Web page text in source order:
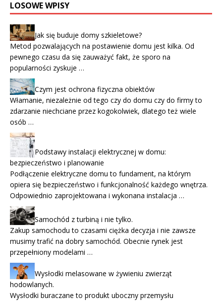
LOSOWE WPISY
Jak się buduje domy szkieletowe?
Metod pozwalających na postawienie domu jest kilka. Od
pewnego czasu da się zauważyć fakt, że sporo na
popularności zyskuje …
Czym jest ochrona fizyczna obiektów
Włamanie, niezależnie od tego czy do domu czy do firmy to
zdarzanie niechciane przez kogokolwiek, dlatego też wiele
osób …
Podstawy instalacji elektrycznej w domu:
bezpieczeństwo i planowanie
Podłączenie elektryczne domu to fundament, na którym
opiera się bezpieczeństwo i funkcjonalność każdego wnętrza.
Odpowiednio zaprojektowana i wykonana instalacja …
Samochód z turbiną i nie tylko.
Zakup samochodu to czasami ciężka decyzja i nie zawsze
musimy trafić na dobry samochód. Obecnie rynek jest
przepełniony modelami …
Wysłodki melasowane w żywieniu zwierząt
hodowlanych.
Wysłodki buraczane to produkt uboczny przemysłu